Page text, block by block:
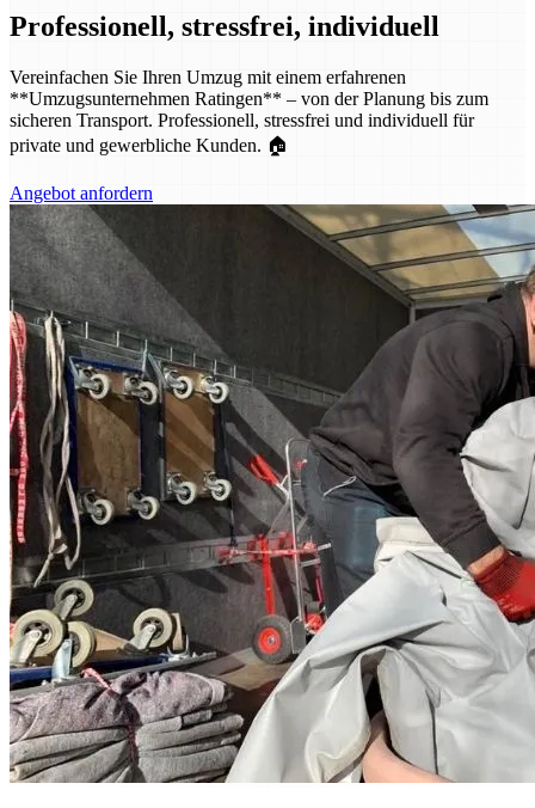
Professionell, stressfrei, individuell
Vereinfachen Sie Ihren Umzug mit einem erfahrenen
**Umzugsunternehmen Ratingen** – von der Planung bis zum
sicheren Transport. Professionell, stressfrei und individuell für
private und gewerbliche Kunden. 🏠
Angebot anfordern